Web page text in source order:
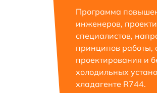
Программа
инженеров,
специалистов,
принципов работы,
проектирования и
холодильных
хладагенте R744.